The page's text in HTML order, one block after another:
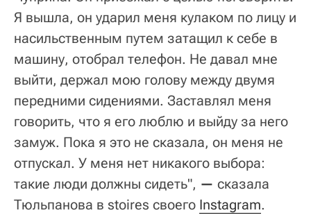
Я вышла, он ударил меня кулаком по лицу и
насильственным путем затащил к себе в
машину, отобрал телефон. Не давал мне
выйти, держал мою голову между двумя
передними сидениями. Заставлял меня
говорить, что я его люблю и выйду за него
замуж. Пока я это не сказала, он меня не
отпускал. У меня нет никакого выбора:
такие люди должны сидеть", — сказала
Тюльпанова в stoires своего Instagram.